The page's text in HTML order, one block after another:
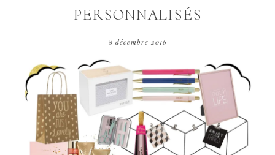
PERSONNALISÉS
8 décembre 2016